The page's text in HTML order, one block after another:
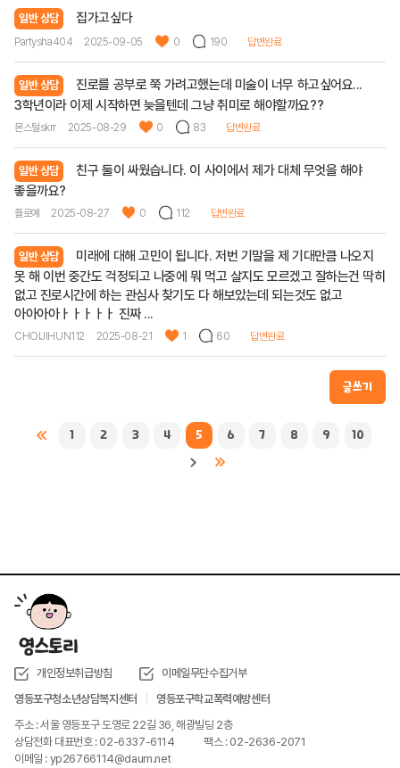
일반 상담 집가고싶다
Partysha404 2025-09-05 0 190 답변완료
일반 상담
진로를 공부로 쭉 가려고했는데 미술이 너무 하고싶어요...
3학년이라 이제 시작하면 늦을텐데 그냥 취미로 해야할까요??
몬스털skrr 2025-08-29 0 83 답변완료
일반 상담
친구 둘이 싸웠습니다. 이 사이에서 제가 대체 무엇을 해야
좋을까요?
플로예 2025-08-27 0 112 답변완료
일반 상담
미래에 대해 고민이 됩니다. 저번 기말을 제 기대만큼 나오지
못 해 이번 중간도 걱정되고 나중에 뭐 먹고 살지도 모르겠고 잘하는건 딱히
없고 진로시간에 하는 관심사 찾기도 다 해보았는데 되는것도 없고
아아아아ㅏㅏㅏㅏㅏ 진짜 ...
CHOIJIHUN112 2025-08-21 1 60 답변완료
글쓰기
1 2 3 4 5 6 7 8 9 10
개인정보취급방침
이메일무단수집거부
영등포구청소년상담복지센터
영등포구학교폭력예방센터
주소 : 서울 영등포구 도영로 22길 36, 해광빌딩 2층
상담전화 대표번호 : 02-6337-6114
팩스 : 02-2636-2071
이메일 : yp26766114@daum.net